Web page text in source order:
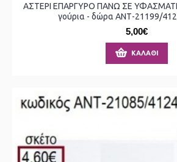
ΑΣΤΕΡΙ ΕΠΑΡΓΥΡΟ ΠΑΝΩ ΣΕ
γούρια - δώρα ΑΝΤ-21199/
5,00€
ΚΑΛΆΘΙ